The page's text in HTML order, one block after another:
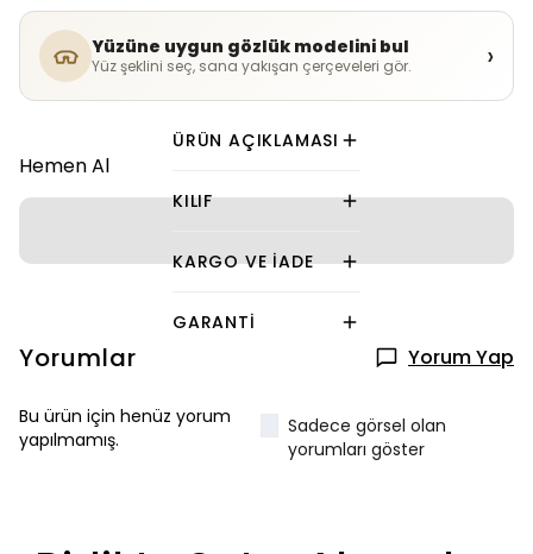
Yüzüne uygun gözlük modelini bul
Yüz şeklini seç, sana yakışan çerçeveleri gör. ›
Hemen Al
ÜRÜN AÇIKLAMASI
KILIF
KARGO VE İADE
GARANTI
Yorumlar Yorum Yap
Bu ürün için henüz yorum
yapılmamış.
Sadece görsel olan
yorumları göster